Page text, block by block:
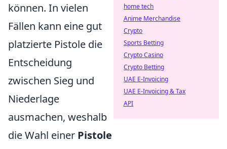
können. In vielen
Fällen kann eine gut
platzierte Pistole die
Entscheidung
zwischen Sieg und
Niederlage
ausmachen, weshalb
die Wahl einer Pistole
home tech
Anime Merchandise
Crypto
Sports Betting
Crypto Casino
Crypto Betting
UAE E-Invoicing
UAE E-Invoicing & Tax
API